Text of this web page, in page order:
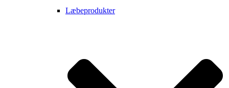
Læbeprodukter